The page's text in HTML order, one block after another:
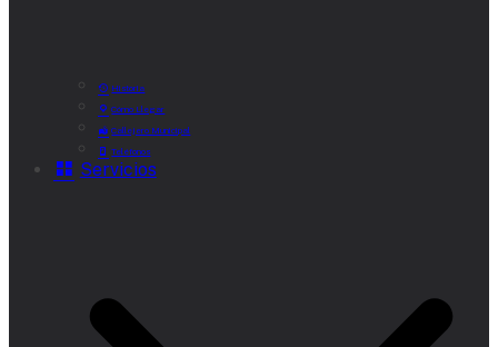
Historia
Cómo Llegar
Callejero Municipal
Teléfonos
Servicios